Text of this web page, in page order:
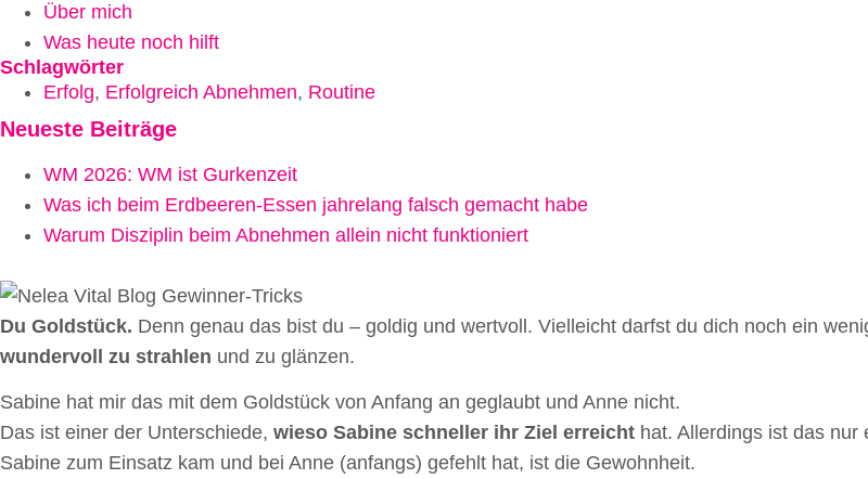
Über mich
Was heute noch hilft
Schlagwörter
Erfolg, Erfolgreich Abnehmen, Routine
Neueste Beiträge
WM 2026: WM ist Gurkenzeit
Was ich beim Erdbeeren-Essen jahrelang falsch gemacht habe
Warum Disziplin beim Abnehmen allein nicht funktioniert
Du Goldstück. Denn genau das bist du – goldig und wertvoll. Vielleicht darfst du dich noch ein
wundervoll zu strahlen und zu glänzen.
Sabine hat mir das mit dem Goldstück von Anfang an geglaubt und Anne nicht.
Das ist einer der Unterschiede, wieso Sabine schneller ihr Ziel erreicht hat. Allerdings ist das
Sabine zum Einsatz kam und bei Anne (anfangs) gefehlt hat, ist die Gewohnheit.